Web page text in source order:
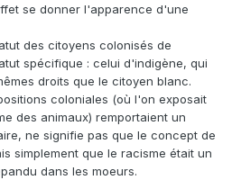
se donner l'apparence d'une
des citoyens colonisés de
spécifique : celui d'indigène, qui
droits que le citoyen blanc.
coloniales (où l'on exposait
des animaux) remportaient un
ne signifie pas que le concept de
simplement que le racisme était un
dans les moeurs.